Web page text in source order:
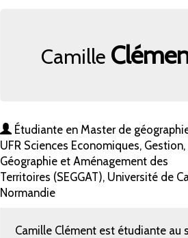
Camille
Étudiante en Master de
UFR Sciences Economiques, Gestion,
Géographie et Aménagement des
Territoires (SEGGAT), Université de
Normandie
Camille Clément est étudiante au